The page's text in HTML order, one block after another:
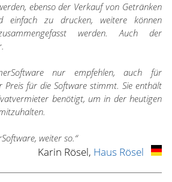
ebenso der Verkauf von Getränken
einfach zu drucken, weitere können
werden. Auch der
nur empfehlen, auch für
Preis für die Software stimmt. Sie enthält
benötigt, um in der heutigen
weiter so.“
Karin Rösel, Haus Rösel